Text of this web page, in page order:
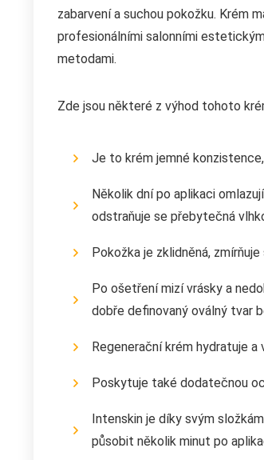
zabarvení a suchou pokožku. Krém
profesionálními salonními
metodami.
Zde jsou některé z výhod tohoto
Je to krém jemné
Několik dní po aplikaci
odstraňuje se přebytečná
Pokožka je zklidněná,
Po ošetření mizí vrásky a
dobře definovaný oválný tvar
Regenerační krém hydratuje
Poskytuje také dodatečnou
Intenskin je díky svým
působit několik minut po